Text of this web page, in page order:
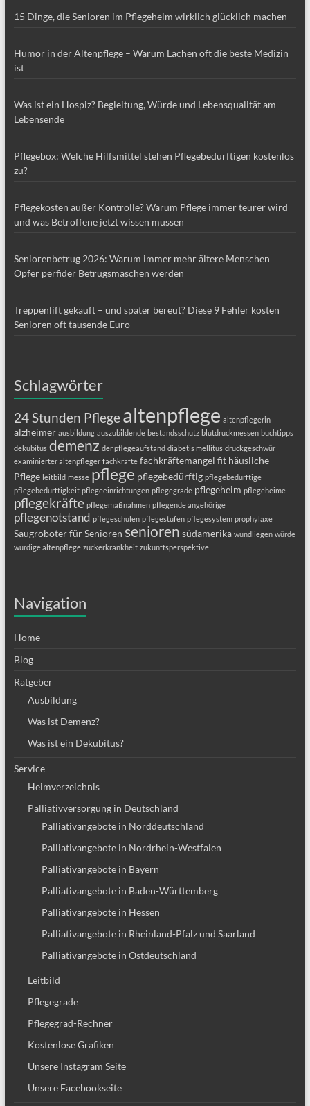
15 Dinge, die Senioren im Pflegeheim wirklich glücklich machen
Humor in der Altenpflege – Warum Lachen oft die beste Medizin
ist
Was ist ein Hospiz? Begleitung, Würde und Lebensqualität am
Lebensende
Pflegebox: Welche Hilfsmittel stehen Pflegebedürftigen kostenlos
zu?
Pflegekosten außer Kontrolle? Warum Pflege immer teurer wird
und was Betroffene jetzt wissen müssen
Seniorenbetrug 2026: Warum immer mehr ältere Menschen
Opfer perfider Betrugsmaschen werden
Treppenlift gekauft – und später bereut? Diese 9 Fehler kosten
Senioren oft tausende Euro
Schlagwörter
24 Stunden Pflegealtenpflege altenpflegerin
alzheimer ausbildung auszubildende bestandsschutz blutdruckmessen buchtipps
dekubitus demenz der pflegeaufstand diabetis mellitus druckgeschwür
examinierter altenpfleger fachkräfte fachkräftemangel fit häusliche
Pflege leitbild messe pflege pflegebedürftig pflegebedürftige
pflegebedürftigkeit pflegeeinrichtungen pflegegrade pflegeheim pflegeheime
pflegekräfte pflegemaßnahmen pflegende angehörige
pflegenotstand pflegeschulen pflegestufen pflegesystem prophylaxe
Saugroboter für Senioren senioren südamerika wundliegen würde
würdige altenpflege zuckerkrankheit zukunftsperspektive
Navigation
Home
Blog
Ratgeber
Ausbildung
Was ist Demenz?
Was ist ein Dekubitus?
Service
Heimverzeichnis
Palliativversorgung in Deutschland
Palliativangebote in Norddeutschland
Palliativangebote in Nordrhein-Westfalen
Palliativangebote in Bayern
Palliativangebote in Baden-Württemberg
Palliativangebote in Hessen
Palliativangebote in Rheinland-Pfalz und Saarland
Palliativangebote in Ostdeutschland
Leitbild
Pflegegrade
Pflegegrad-Rechner
Kostenlose Grafiken
Unsere Instagram Seite
Unsere Facebookseite